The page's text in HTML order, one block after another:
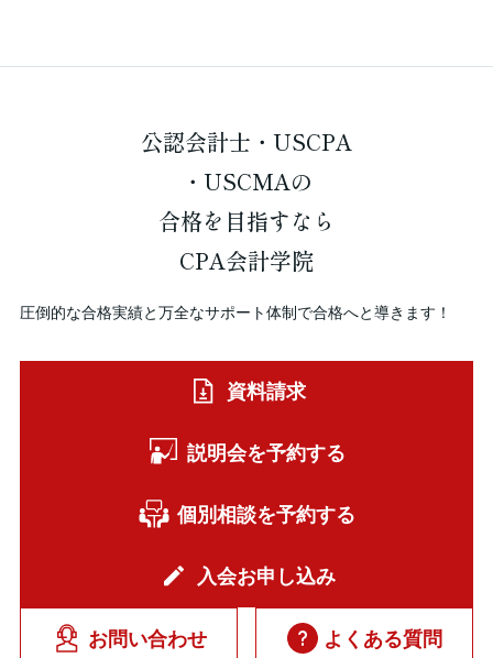
公認会計士・USCPA
・USCMAの
合格を 目指すなら
CPA会計学院
圧倒的な合格実績と万全なサポート体制で合格へと導きます！
資料請求
説明会を予約する
個別相談を予約する
入会お申し込み
お問い合わせ よくある質問